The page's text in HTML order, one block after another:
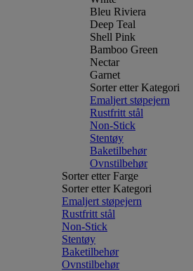
Bleu Riviera
Deep Teal
Shell Pink
Bamboo Green
Nectar
Garnet
Sorter etter Kategori
Emaljert støpejern
Rustfritt stål
Non-Stick
Stentøy
Baketilbehør
Ovnstilbehør
Sorter etter Farge
Sorter etter Kategori
Emaljert støpejern
Rustfritt stål
Non-Stick
Stentøy
Baketilbehør
Ovnstilbehør